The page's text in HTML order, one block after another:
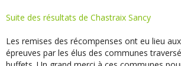
Suite des résultats de Chastraix Sancy
Les remises des récompenses ont eu lieu
épreuves par les élus des communes